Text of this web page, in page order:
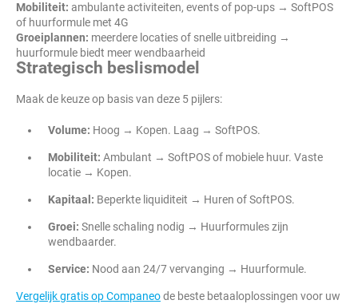
Mobiliteit: ambulante activiteiten, events of pop-ups → SoftPOS
of huurformule met 4G
Groeiplannen: meerdere locaties of snelle uitbreiding →
huurformule biedt meer wendbaarheid
Strategisch beslismodel
Maak de keuze op basis van deze 5 pijlers:
Volume: Hoog → Kopen. Laag → SoftPOS.
Mobiliteit: Ambulant → SoftPOS of mobiele huur. Vaste
locatie → Kopen.
Kapitaal: Beperkte liquiditeit → Huren of SoftPOS.
Groei: Snelle schaling nodig → Huurformules zijn
wendbaarder.
Service: Nood aan 24/7 vervanging → Huurformule.
Vergelijk gratis op Companeode beste betaaloplossingen voor uw